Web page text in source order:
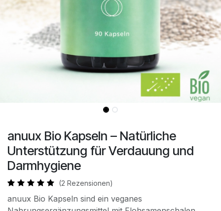
anuux Bio Kapseln – Natürliche
Unterstützung für Verdauung und
Darmhygiene
(2 Rezensionen)
anuux Bio Kapseln sind ein veganes